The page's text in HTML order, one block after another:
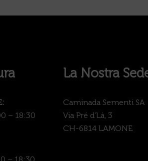
– 18:30
La Nostra
Caminada Sementi SA
Via Pré d’Là, 3
CH-6814 LAMONE